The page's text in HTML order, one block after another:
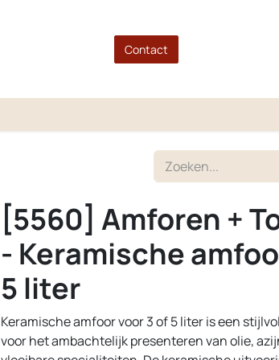
Contact
[5560] Amforen +
- Keramische
5 liter
Keramische amfoor voor 3 of 5 liter is een
voor het ambachtelijk presenteren van olie,